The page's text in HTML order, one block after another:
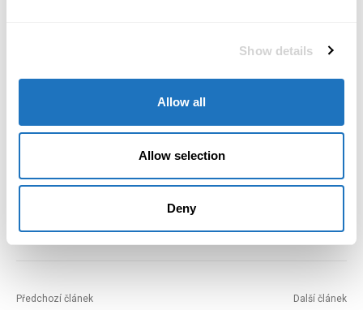
Show details
Allow all
Allow selection
Deny
Foto vygenerovala umělá inteligence
Předchozí článek Další článek